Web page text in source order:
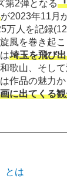
第2弾となる
が2023年11月
万人を記録
風を巻き起
埼玉を飛び
歌山、そし
作品の魅力か
に出てくる
とは